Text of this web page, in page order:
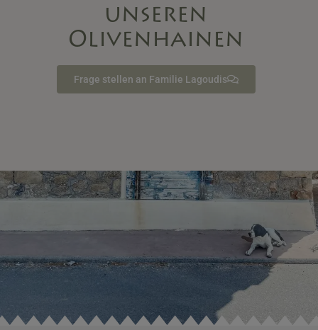
unseren
Olivenhainen
Frage stellen an Familie Lagoudis